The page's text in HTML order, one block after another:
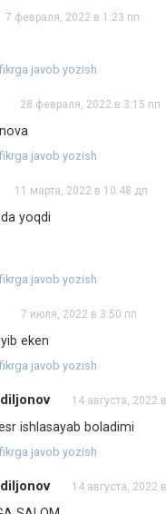
7 февраля, 2022 в 1:23 пп
javob yozish
28 февраля, 2022 в 3:15 пп
javob yozish
11 марта, 2022 в 10:48 дп
yoqdi
javob yozish
7 июля, 2022 в 3:50 пп
eken
javob yozish
14 августа, 2022
ishlasayab boladimi
javob yozish
14 августа, 2022